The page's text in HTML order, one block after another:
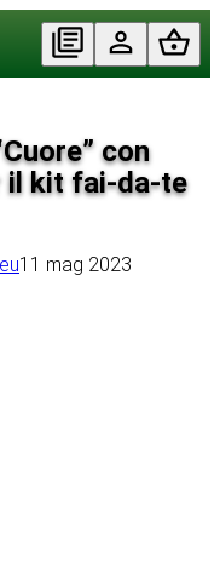
con
il kit fai-da-te
11 mag 2023